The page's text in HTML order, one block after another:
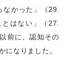
かった」（29.
はない」（27.
前に、認知その
になりました。